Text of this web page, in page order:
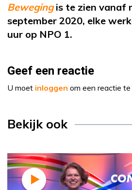
Bewegingis te zien vanaf
september 2020, elke
uur op NPO 1.
Geef een reactie
U moet inloggen om een reactie
Bekijk ook